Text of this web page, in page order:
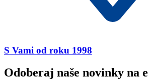
S Vami od roku 1998
Odoberaj naše novinky na